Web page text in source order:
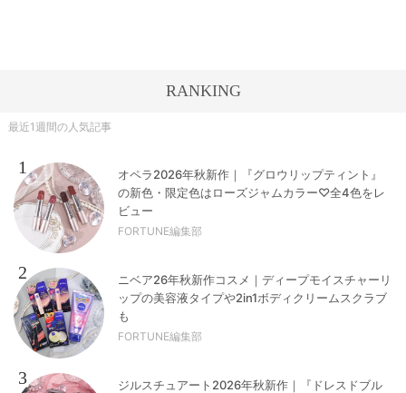
RANKING
最近1週間の人気記事
1
オペラ2026年秋新作｜『グロウリップティント』
の新色・限定色はローズジャムカラー♡全4色をレ
ビュー
FORTUNE編集部
2
ニベア26年秋新作コスメ｜ディープモイスチャーリ
ップの美容液タイプや2in1ボディクリームスクラブ
も
FORTUNE編集部
3
ジルスチュアート2026年秋新作｜『ドレスドブル